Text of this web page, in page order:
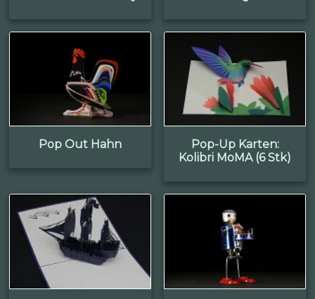
Pop Out Hahn
Pop-Up Karten:
Kolibri MoMA (6 Stk)